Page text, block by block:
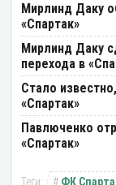
Мирлинд Даку
«Спартак»
Мирлинд Даку
перехода в
Стало
«Спартак»
Павлюченко
«Спартак»
ФК